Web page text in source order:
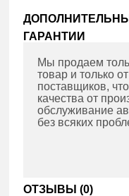
ГАРАНТИИ
Мы продаем
товар и только
поставщиков,
качества от
обслуживание
без всяких
ОТЗЫВЫ (0)